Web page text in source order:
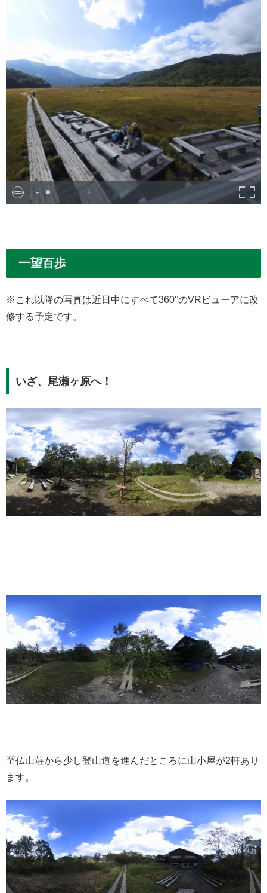
- +
一望百歩
※これ以降の写真は近日中にすべて360°のVRビューアに改
修する予定です。
いざ、尾瀬ヶ原へ！
至仏山荘から少し登山道を進んだところに山小屋が2軒あり
ます。